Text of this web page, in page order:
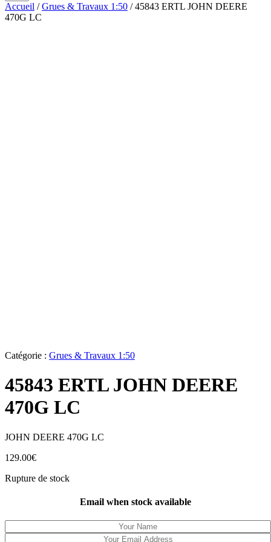
Accueil /Grues & Travaux 1:50 / 45843 ERTL JOHN DEERE
470G LC
Catégorie : Grues & Travaux 1:50
45843 ERTL JOHN DEERE
470G LC
JOHN DEERE 470G LC
129.00€
Rupture de stock
Email when stock available